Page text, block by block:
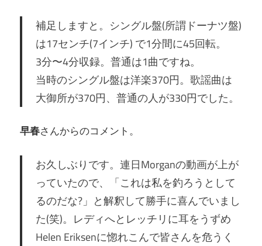
補足しますと。シングル盤(所謂ドーナツ盤)
は17センチ(7インチ) で1分間に45回転。
3分〜4分収録。普通は1曲ですね。
当時のシングル盤は洋楽370円。歌謡曲は
大御所が370円、普通の人が330円でした。
早春さんからのコメント。
お久しぶりです。連日Morganの動画が上が
っていたので、「これは私を釣ろうとして
るのだな?」と解釈して勝手に喜んでいまし
た(笑)。レディへとレッチリに耳をうずめ
Helen Eriksenに惚れこんで皆さんを危うく